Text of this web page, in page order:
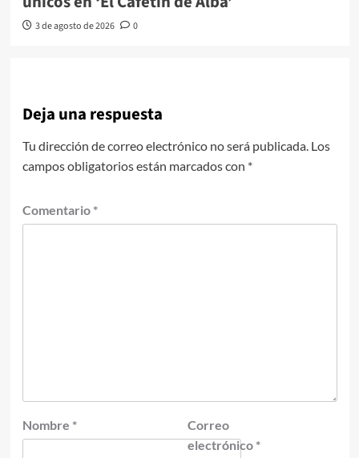
3 de agosto de 2026 0
Deja una respuesta
Tu dirección de correo electrónico no será publicada. Los
campos obligatorios están marcados con *
Comentario *
Nombre *
Correo
electrónico *